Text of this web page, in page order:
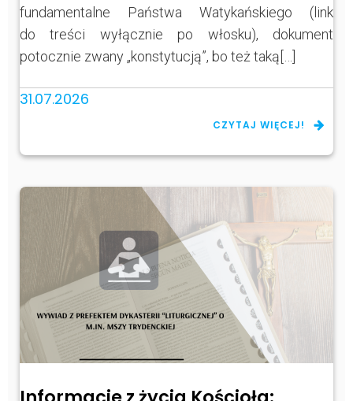
fundamentalne Państwa Watykańskiego (link
do treści wyłącznie po włosku), dokument
potocznie zwany „konstytucją”, bo też taką[…]
31.07.2026
CZYTAJ WIĘCEJ!